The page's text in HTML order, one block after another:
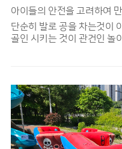
아이들의 안전을 고려하여
단순히 발로 공을 차는것이
골인 시키는 것이 관건인 놀